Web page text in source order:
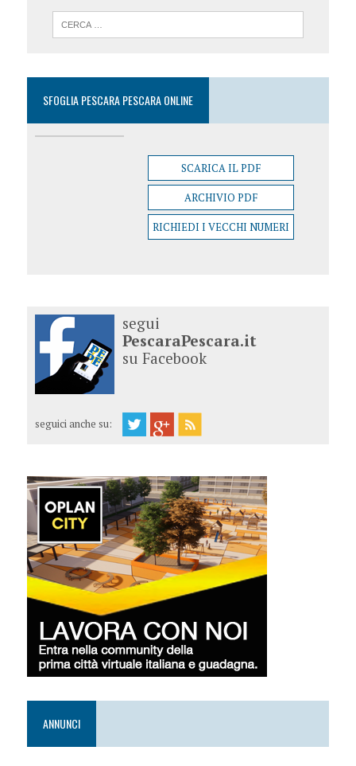
SFOGLIA PESCARA PESCARA ONLINE
SCARICA IL PDF
ARCHIVIO PDF
RICHIEDI I VECCHI NUMERI
segui
PescaraPescara.it
su Facebook
seguici anche su:
ANNUNCI